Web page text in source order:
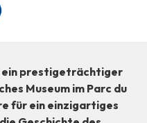
prestigeträchtiger
Museum im Parc du
für ein einzigartiges